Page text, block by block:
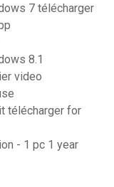
7 télécharger
8.1
video
télécharger for
- 1 pc 1 year